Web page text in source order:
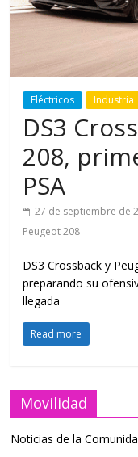
Eléctricos Industria
DS3
208,
PSA
27 de septiembre de
Peugeot 208
DS3 Crossback y
preparando su
llegada
Read more
Movilidad
Noticias de la